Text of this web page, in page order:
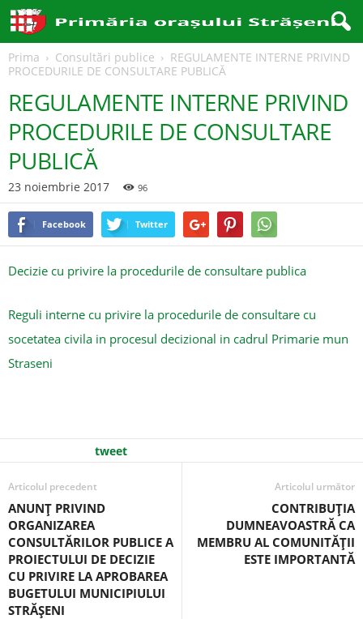
Prima Consultări publice
REGULAMENTE INTERNE PRIVIND
PROCEDURILE DE CONSULTARE PUBLICĂ
REGULAMENTE INTERNE PRIVIND
PROCEDURILE DE CONSULTARE
PUBLICĂ
23 noiembrie 2017 96
Facebook Twitter
Decizie cu privire la procedurile de consultare publica
Reguli interne cu privire la procedurile de consultare cu
socetatea civila in procesul decizional in cadrul Primarie mun
Straseni
tweet
Articolul precedent
ANUNŢ PRIVIND
ORGANIZAREA
CONSULTĂRILOR PUBLICE A
PROIECTULUI DE DECIZIE
CU PRIVIRE LA APROBAREA
BUGETULUI MUNICIPIULUI
STRĂŞENI
Articolul următor
CONTRIBUŢIA
DUMNEAVOASTRĂ CA
MEMBRU AL COMUNITĂŢII
ESTE IMPORTANTĂ